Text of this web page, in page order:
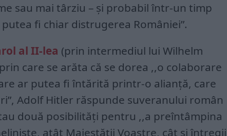
sau mai târziu – şi probabil într-un timp
fi chiar distrugerea României”.
al II-lea (prin intermediul lui Wilhelm
care se arăta că se dorea ,,o colaborare
ar putea fi întărită printr-o alianţă, care
Adolf Hitler răspunde suveranului român
două posibilităţi pentru ,,a preîntâmpina
atât Majestăţii Voastre, cât şi întregii